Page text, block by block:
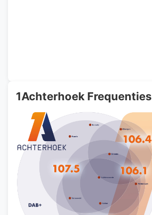
1Achterhoek Frequenties